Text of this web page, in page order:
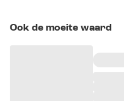
Ook de moeite waard